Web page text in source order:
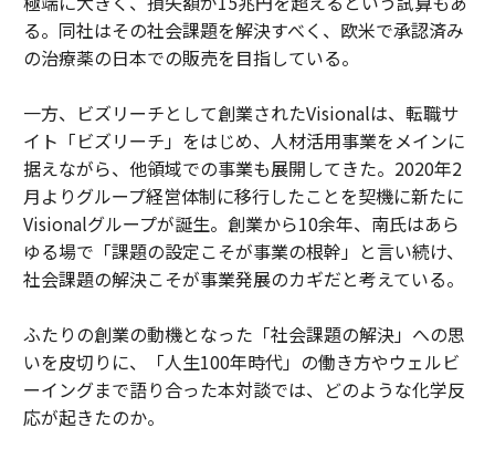
る。同社はその社会課題を解決すべく、欧米で承認済み
の治療薬の日本での販売を目指している。
一方、ビズリーチとして創業されたVisionalは、転職サ
イト「ビズリーチ」をはじめ、人材活用事業をメインに
据えながら、他領域での事業も展開してきた。2020年2
月よりグループ経営体制に移行したことを契機に新たに
Visionalグループが誕生。創業から10余年、南氏はあら
ゆる場で「課題の設定こそが事業の根幹」と言い続け、
社会課題の解決こそが事業発展のカギだと考えている。
ふたりの創業の動機となった「社会課題の解決」への思
いを皮切りに、「人生100年時代」の働き方やウェルビ
ーイングまで語り合った本対談では、どのような化学反
応が起きたのか。